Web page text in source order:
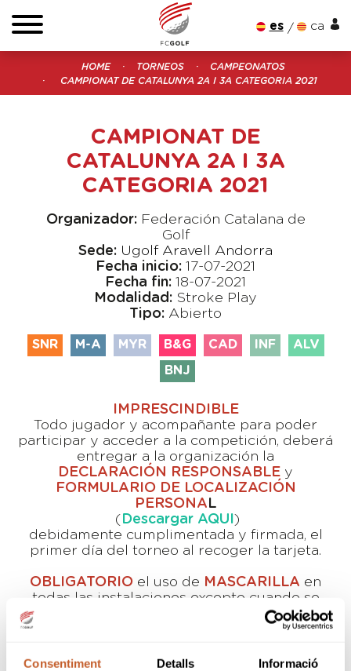
Consentiment Detalls Informació
es ca
HOME TORNEOS
CAMPEONATOS
CAMPIONAT DE CATALUNYA 2A I 3A CATEGORIA 2021
CAMPIONAT DE
CATALUNYA 2A I 3A
CATEGORIA 2021
Organizador: Federación Catalana de
Golf
Sede: Ugolf Aravell Andorra
Fecha inicio: 17-07-2021
Fecha fin: 18-07-2021
Modalidad: Stroke Play
Tipo: Abierto
SNR M-A MYR B&G CAD INF ALV
BNJ
IMPRESCINDIBLE
Todo jugador y acompañante para poder
participar y acceder a la competición, deberá
entregar a la organización la
DECLARACIÓN RESPONSABLE y
FORMULARIO DE LOCALIZACIÓN
PERSONAL
(Descargar AQUI)
debidamente cumplimentada y firmada, el
primer día del torneo al recoger la tarjeta.
OBLIGATORIO el uso de MASCARILLA en
todas las instalaciones excepto cuando se
realice la práctica deportiva.
El fin de semana del 17 y 18 de julio, se